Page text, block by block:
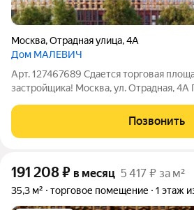
Москва,Отрадная улица,4А
Дом МАЛЕВИЧ
Арт. 127467689 Сдается торговая
застройщика! Москва, ул. Отрадная,
Владыкино (23 мин.), Ботанический сад
торгового помещения площадью
Позвонить
191 208₽ в месяц 5 417 ₽ за м²
35,3 м² торговое помещение 1 этаж